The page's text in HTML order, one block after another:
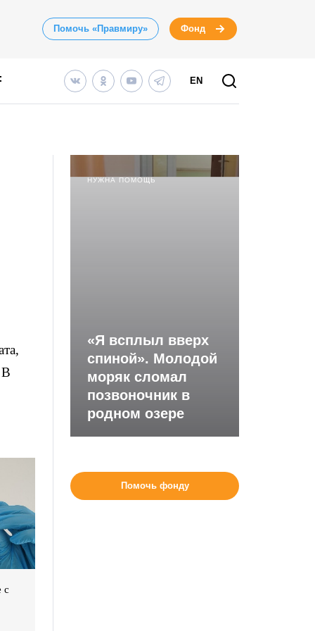
Помочь «Правмиру» Фонд
EN
В
с
НУЖНА ПОМОЩЬ
«Я всплыл вверх
спиной». Молодой
моряк сломал
позвоночник в
родном озере
Помочь фонду